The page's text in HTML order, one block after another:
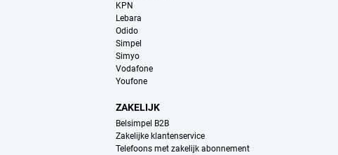
KPN
Lebara
Odido
Simpel
Simyo
Vodafone
Youfone
ZAKELIJK
Belsimpel B2B
Zakelijke klantenservice
Telefoons met zakelijk abonnement